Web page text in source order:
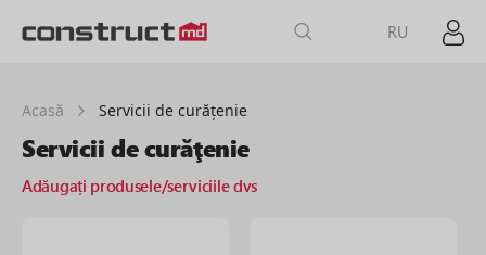
RU
Acasă Servicii de curăţenie
Servicii de curăţenie
Adăugați produsele/serviciile dvs